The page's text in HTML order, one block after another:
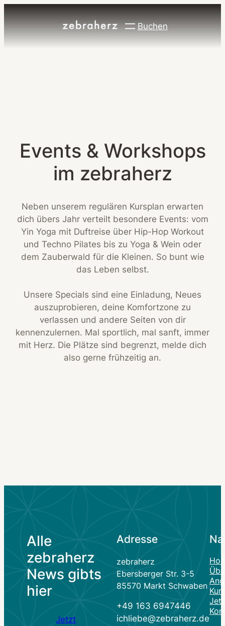
Buchen
Events & Workshops
im zebraherz
Neben unserem regulären Kursplan erwarten
dich übers Jahr verteilt besondere Events: vom
Yin Yoga mit Duftreise über Hip-Hop Workout
und Techno Pilates bis zu Yoga & Wein oder
dem Zauberwald für die Kleinen. So bunt wie
das Leben selbst.
Unsere Specials sind eine Einladung, Neues
auszuprobieren, deine Komfortzone zu
verlassen und andere Seiten von dir
kennenzulernen. Mal sportlich, mal sanft, immer
mit Herz. Die Plätze sind begrenzt, melde dich
also gerne frühzeitig an.
Alle
zebraherz
News gibts
hier
Jetzt
Adresse
zebraherz
Ebersberger Str. 3-5
85570 Markt Schwaben
+49 163 6947446
ichliebe@zebraherz.de